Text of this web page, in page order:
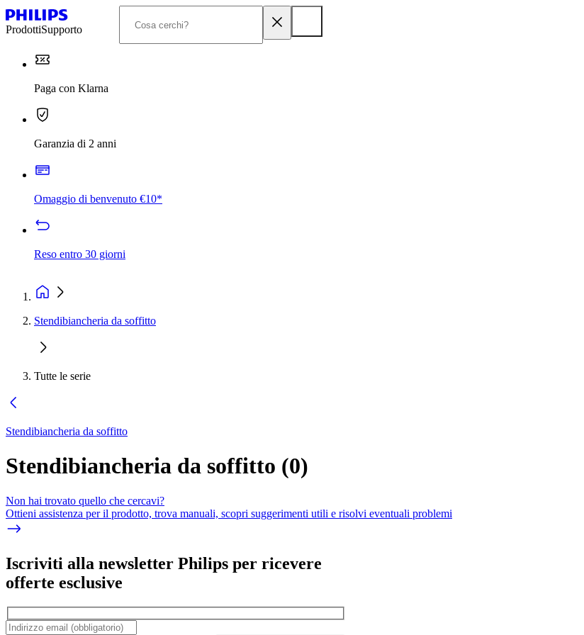
ProdottiSupporto
Paga con Klarna
Garanzia di 2 anni
Omaggio di benvenuto €10*
Reso entro 30 giorni
Stendibiancheria da soffitto
Tutte le serie
Stendibiancheria da soffitto
Stendibiancheria da soffitto (0)
Non hai trovato quello che cercavi?
Ottieni assistenza per il prodotto, trova manuali, scopri suggerimenti utili e risolvi eventuali problemi
Iscriviti alla newsletter Philips per ricevere
offerte esclusive